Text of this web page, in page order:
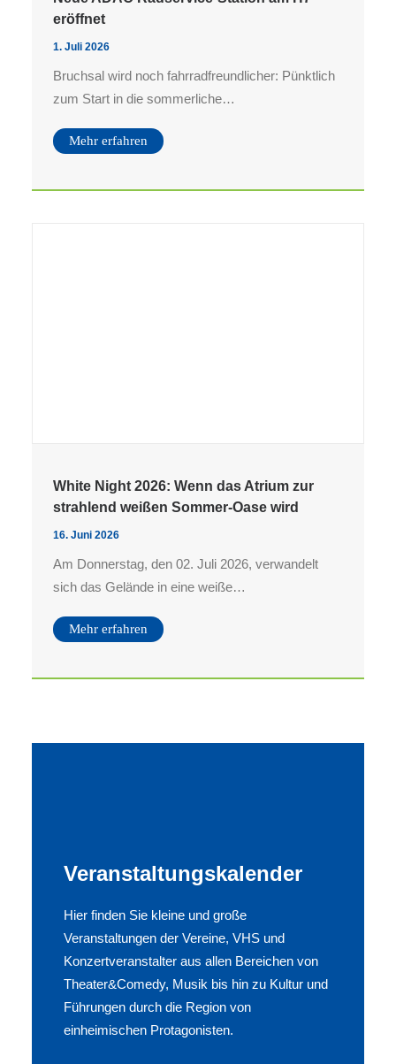
eröffnet
1. Juli 2026
Bruchsal wird noch fahrradfreundlicher: Pünktlich
zum Start in die sommerliche…
Mehr erfahren
White Night 2026: Wenn das Atrium zur
strahlend weißen Sommer-Oase wird
16. Juni 2026
Am Donnerstag, den 02. Juli 2026, verwandelt
sich das Gelände in eine weiße…
Mehr erfahren
Veranstaltungskalender
Hier finden Sie kleine und große
Veranstaltungen der Vereine, VHS und
Konzertveranstalter aus allen Bereichen von
Theater&Comedy, Musik bis hin zu Kultur und
Führungen durch die Region von
einheimischen Protagonisten.